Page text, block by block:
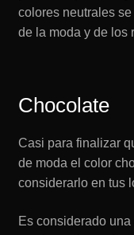
colores neutrales
de la moda y de los
Chocolate
Casi para finalizar
de moda el color
considerarlo en tus
Es considerado